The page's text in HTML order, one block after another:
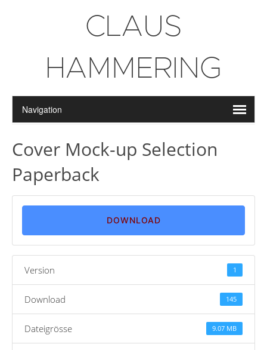
CLAUS
HAMMERING
Cover Mock-up Selection
Paperback
DOWNLOAD
Version 1
Download 145
Dateigrösse 9.07 MB